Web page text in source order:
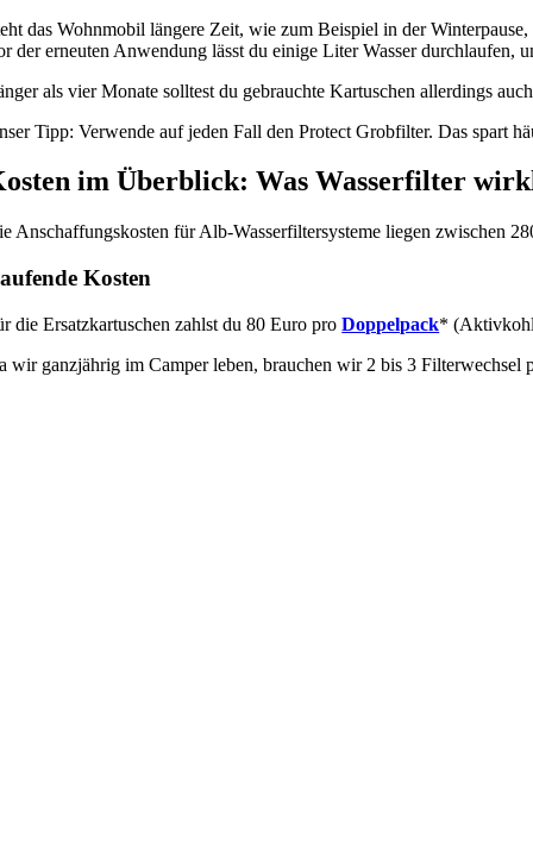
das Wohnmobil längere Zeit, wie zum Beispiel in der
der erneuten Anwendung lässt du einige Liter Wasser durchlaufen,
als vier Monate solltest du gebrauchte Kartuschen allerdings
Tipp: Verwende auf jeden Fall den Protect Grobfilter. Das spart
im Überblick: Was Wasserfilter
Anschaffungskosten für Alb-Wasserfiltersysteme liegen zwischen
Kosten
die Ersatzkartuschen zahlst du 80 Euro proDoppelpack*
wir ganzjährig im Camper leben, brauchen wir 2 bis 3